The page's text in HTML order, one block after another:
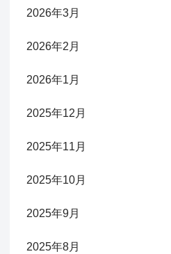
2026年3月
2026年2月
2026年1月
2025年12月
2025年11月
2025年10月
2025年9月
2025年8月